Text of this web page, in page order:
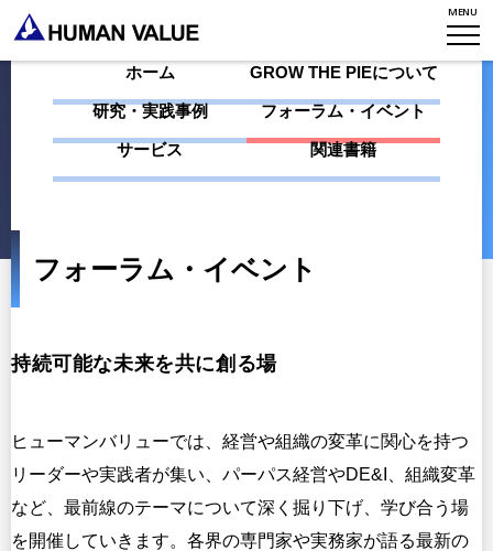
MENU
WHO WE ARE
HVからのメッセージ
研究員紹介
ミッション・バリュー
プライバシーポリシー
WHAT WE DO
組織変革
プラクティショナー養成
リサーチ
STORIES
お知らせ
イベント・セミナー
出版
その他
CONTACT
ホーム GROW THE PIEについて
研究・実践事例 フォーラム・イベント
サービス 関連書籍
フォーラム・イベント
持続可能な未来を共に創る場
ヒューマンバリューでは、経営や組織の変革に関心を持つ
リーダーや実践者が集い、パーパス経営やDE&I、組織変革
など、最前線のテーマについて深く掘り下げ、学び合う場
を開催していきます。各界の専門家や実務家が語る最新の